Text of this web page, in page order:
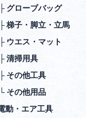
グローブバッグ
梯⼦・脚⽴・⽴⾺
ウエス・マット
清掃⽤具
その他⼯具
その他⽤品
動・エア⼯具